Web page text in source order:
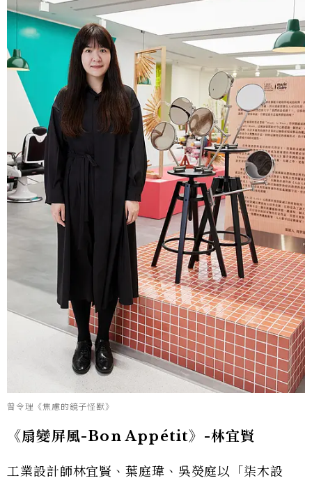
曾令理《焦慮的鏡子怪獸》
《扇變屏風-Bon Appétit》-林宜賢
工業設計師林宜賢、葉庭瑋、吳熒庭以「柒木設